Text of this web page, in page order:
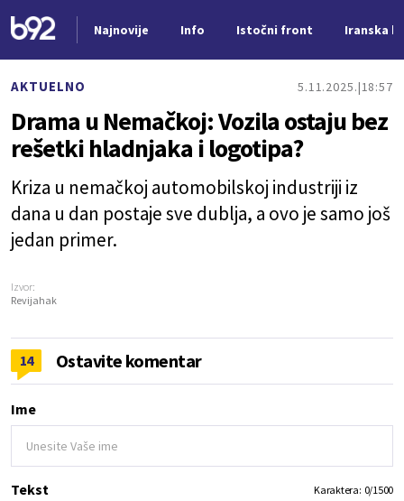
Najnovije Info Istočni front Iranska
AKTUELNO 5.11.2025. 18:57
Drama u Nemačkoj: Vozila ostaju bez
rešetki hladnjaka i logotipa?
Kriza u nemačkoj automobilskoj industriji iz
dana u dan postaje sve dublja, a ovo je samo još
jedan primer.
Izvor:
Revijahak
14 Ostavite komentar
Ime
Tekst Karaktera: 0/1500